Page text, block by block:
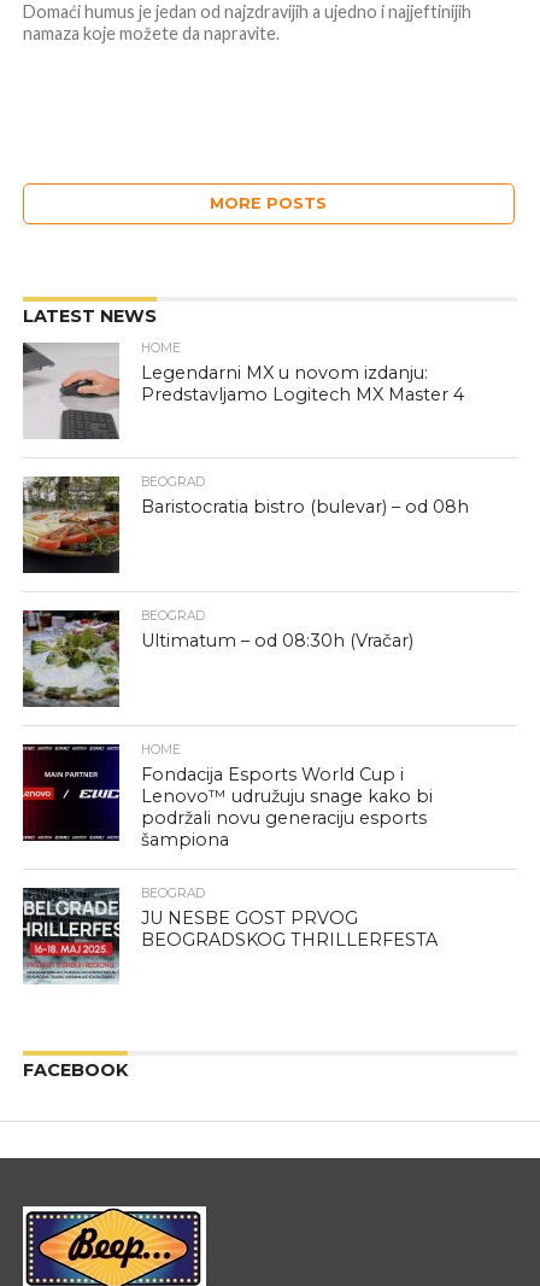
Domaći humus je jedan od najzdravijih a ujedno i najjeftinijih
namaza koje možete da napravite.
MORE POSTS
LATEST NEWS
HOME
Legendarni MX u novom izdanju:
Predstavljamo Logitech MX Master 4
BEOGRAD
Baristocratia bistro (bulevar) – od 08h
BEOGRAD
Ultimatum – od 08:30h (Vračar)
HOME
Fondacija Esports World Cup i
Lenovo™ udružuju snage kako bi
podržali novu generaciju esports
šampiona
BEOGRAD
JU NESBE GOST PRVOG
BEOGRADSKOG THRILLERFESTA
FACEBOOK